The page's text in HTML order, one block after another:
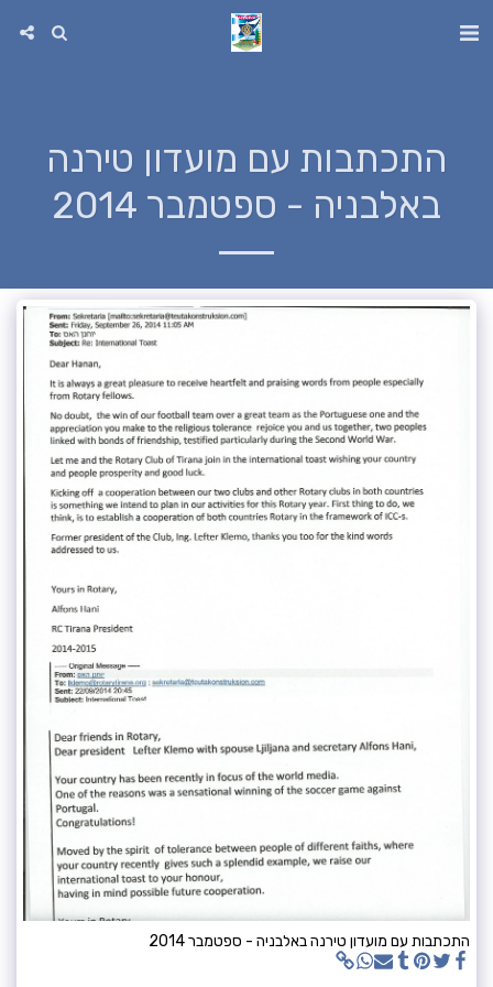
התכתבות עם מועדון טירנה
באלבניה - ספטמבר 2014
התכתבות עם מועדון טירנה באלבניה - ספטמבר 2014